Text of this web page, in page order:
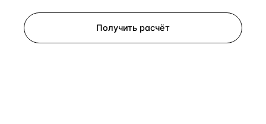
Получить расчёт